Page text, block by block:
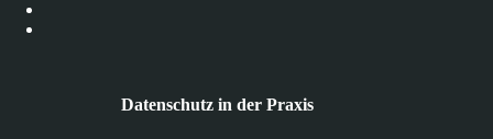
Datenschutz in der Praxis